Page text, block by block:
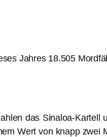
Jahres 18.505
das Sinaloa-Kartell
Wert von knapp zwei